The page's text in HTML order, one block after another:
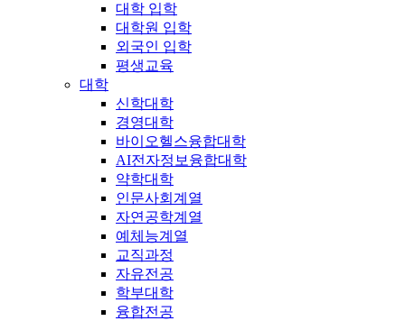
대학 입학
대학원 입학
외국인 입학
평생교육
대학
신학대학
경영대학
바이오헬스융합대학
AI전자정보융합대학
약학대학
인문사회계열
자연공학계열
예체능계열
교직과정
자유전공
학부대학
융합전공